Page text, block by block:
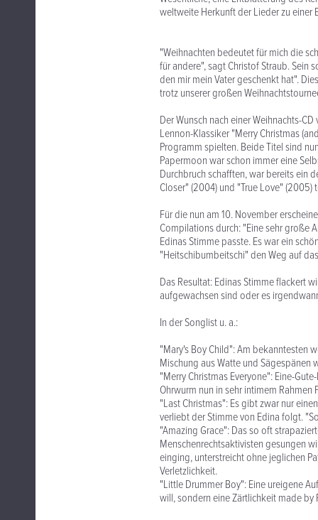
weltweite Herkunft der Lieder zu einer
"Weihnachten bedeutet für mich die
für andere", sagt Christof Straub. Sein
den mir mein Vater geschenkt hat".
trotz unserer großen
Der Wunsch nach einer Weihnachts-
Lennon-Klassiker "Merry Christmas
Programm spielten. Beide Titel sind
Papermoon war schon immer eine
Durchbruch schafften, war bereits ein
Closer" (2004) und "True Love"
Für die nun am 10. November
Compilations durch: "Eine sehr große
Edinas Stimme passte. Es war ein
"Heitschibumbeitschi" den Weg auf
Das Resultat: Edinas Stimme flackert
aufgewachsen sind oder es
In der Songlist u. a.:
"Mary's Boy Child": Am bekanntesten
Mischung aus Watte und Sägespänen
"Merry Christmas Everyone": Eine-
Ohrwurm nun in sehr intimem Rahmen
"Last Christmas": Es gibt zwar nur
verliebt der Stimme von Edina folgt.
"Amazing Grace": Das so oft
Menschenrechtsaktivisten gesungen
einging, unterstreicht ohne jeglichen
Verletzlichkeit.
"Little Drummer Boy": Eine ureigene
will, sondern eine Zärtlichkeit made